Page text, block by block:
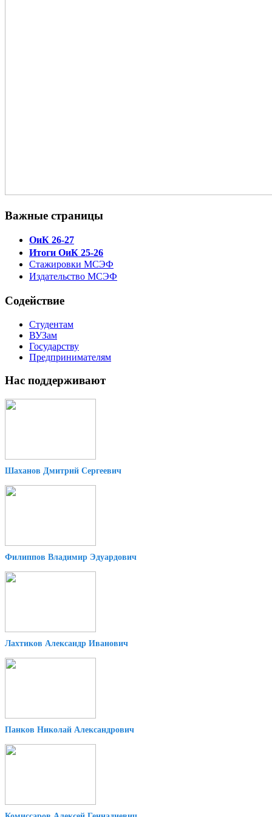
Важные страницы
ОиК 26-27
Итоги ОиК 25-26
Стажировки МСЭФ
Издательство МСЭФ
Содействие
Студентам
ВУЗам
Государству
Предпринимателям
Нас поддерживают
Шаханов Дмитрий Сергеевич
Филиппов Владимир Эдуардович
Лахтиков Александр Иванович
Панков Николай Александрович